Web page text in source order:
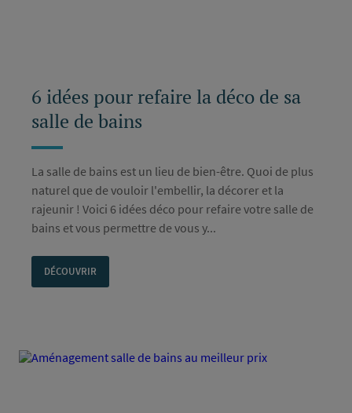
6 idées pour refaire la déco de sa
salle de bains
La salle de bains est un lieu de bien-être. Quoi de plus
naturel que de vouloir l'embellir, la décorer et la
rajeunir ! Voici 6 idées déco pour refaire votre salle de
bains et vous permettre de vous y...
DÉCOUVRIR